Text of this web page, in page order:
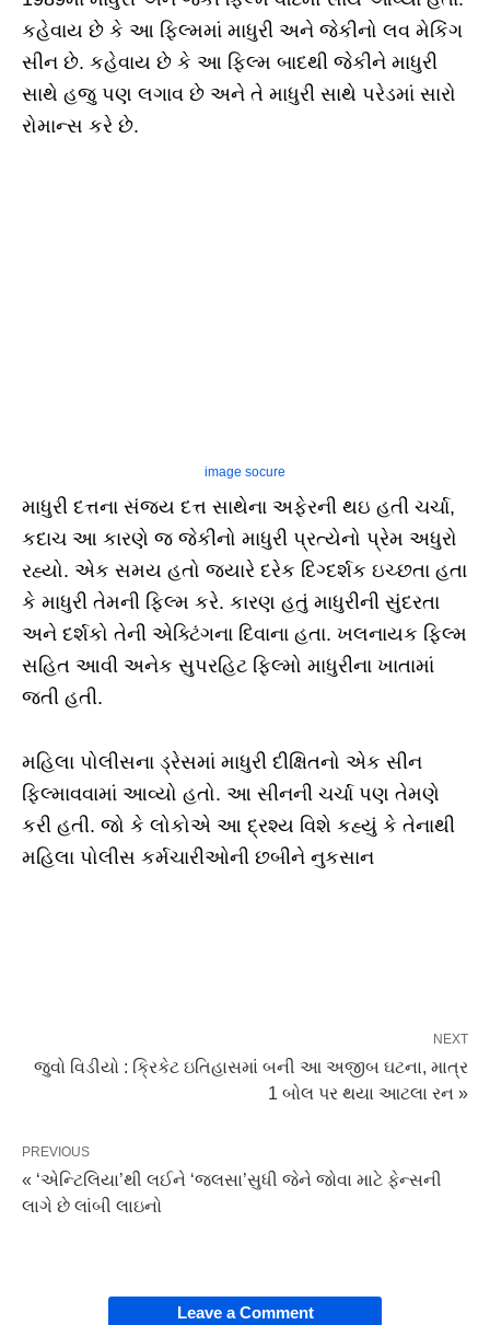
કહેવાય છે કે આ ફિલ્મમાં માધુરી અને જેકીનો લવ મેકિંગ
સીન છે. કહેવાય છે કે આ ફિલ્મ બાદથી જેકીને માધુરી
સાથે હજુ પણ લગાવ છે અને તે માધુરી સાથે પરેડમાં સારો
રોમાન્સ કરે છે.
image socure
માધુરી દત્તના સંજય દત્ત સાથેના અફેરની થઇ હતી ચર્ચા,
કદાચ આ કારણે જ જેકીનો માધુરી પ્રત્યેનો પ્રેમ અધુરો
રહ્યો. એક સમય હતો જ્યારે દરેક દિગ્દર્શક ઇચ્છતા હતા
કે માધુરી તેમની ફિલ્મ કરે. કારણ હતું માધુરીની સુંદરતા
અને દર્શકો તેની એક્ટિંગના દિવાના હતા. ખલનાયક ફિલ્મ
સહિત આવી અનેક સુપરહિટ ફિલ્મો માધુરીના ખાતામાં
જતી હતી.
મહિલા પોલીસના ડ્રેસમાં માધુરી દીક્ષિતનો એક સીન
ફિલ્માવવામાં આવ્યો હતો. આ સીનની ચર્ચા પણ તેમણે
કરી હતી. જો કે લોકોએ આ દ્રશ્ય વિશે કહ્યું કે તેનાથી
મહિલા પોલીસ કર્મચારીઓની છબીને નુકસાન
NEXT
જુવો વિડીયો : ક્રિકેટ ઇતિહાસમાં બની આ અજીબ ઘટના, માત્ર
1 બોલ પર થયા આટલા રન »
PREVIOUS
« ‘એન્ટિલિયા’થી લઈને ‘જલસા’સુધી જેને જોવા માટે ફેન્સની
લાગે છે લાંબી લાઇનો
Leave a Comment